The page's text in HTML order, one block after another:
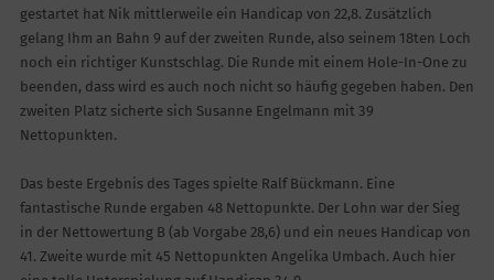
gestartet hat Nik mittlerweile ein Handicap von 22,8. Zusätzlich
gelang Ihm an Bahn 9 auf der zweiten Runde, also seinem 18ten Loch
noch ein richtiger Kunstschlag. Die Runde mit einem Hole-In-One zu
beenden, dass wird es auch noch nicht so häufig gegeben haben. Den
zweiten Platz sicherte sich Susanne Engelmann mit 39
Nettopunkten.
Das beste Ergebnis des Tages spielte Ralf Bückmann. Eine
fantastische Runde ergaben 48 Nettopunkte. Der Lohn war der Sieg
in der Nettowertung B (ab Vorgabe 28,6) und ein neues Handicap von
41. Zweite wurde mit 45 Nettopunkten Angelika Umbach. Auch hier